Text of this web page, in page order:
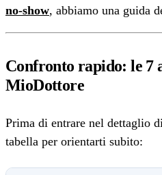
no-show, abbiamo una guida
Confronto rapido: le 7
MioDottore
Prima di entrare nel dettaglio
tabella per orientarti subito: